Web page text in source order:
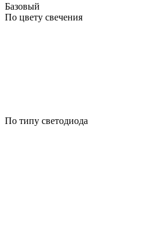
Базовый
По цвету свечения
По типу светодиода